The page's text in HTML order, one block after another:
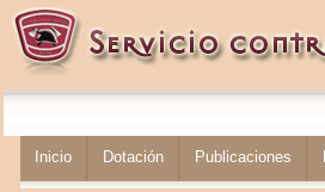
Inicio Dotación Publicaciones